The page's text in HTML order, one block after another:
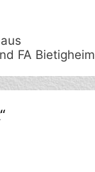
FA Bietigheim